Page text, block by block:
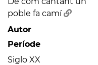
poble fa camí
Autor
Període
Siglo XX